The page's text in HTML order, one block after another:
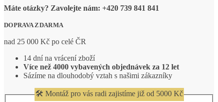
Máte otázky? Zavolejte nám: +420 739 841 841
DOPRAVA ZDARMA
nad 25 000 Kč po celé ČR
14 dní na vrácení zboží
Více než 4000 vybavených objednávek za 12 let
Sázíme na dlouhodobý vztah s našimi zákazníky
🛠️ Montáž pro vás radi zajistíme již od 5000 Kč